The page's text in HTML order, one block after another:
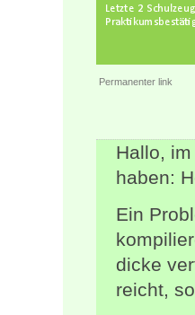
Permanenter link
Hallo,
haben:
Ein
dicke
reicht,